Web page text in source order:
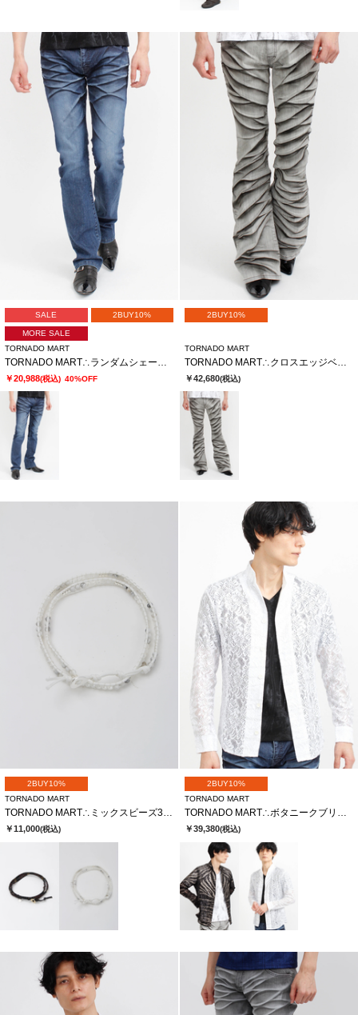
SALE 2BUY10%
MORE SALE
TORNADO MART
￥20,988(税込) 40%OFF
2BUY10%
TORNADO MART
￥42,680(税込)
2BUY10%
TORNADO MART
TORNADO MART∴ミックスビーズ3連ラップブレス
￥11,000(税込)
2BUY10%
TORNADO MART
TORNADO MART∴ボタニークブリリオシャツ
￥39,380(税込)